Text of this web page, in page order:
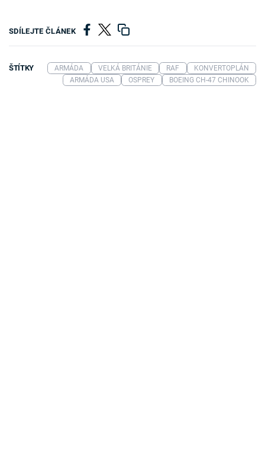
SDÍLEJTE ČLÁNEK
ŠTÍTKY ARMÁDA VELKÁ BRITÁNIE RAF
KONVERTOPLÁN
ARMÁDA USA
OSPREY BOEING CH-47 CHINOOK